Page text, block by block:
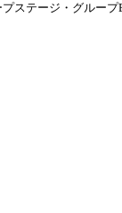
ステージ・グループ